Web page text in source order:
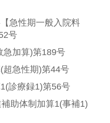
急性期一般入院料
号
急加算)第189号
超急性期)第44号
診療録1)第56号
助体制加算1(事補1)